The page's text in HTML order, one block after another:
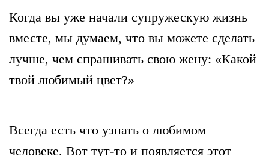
Когда вы уже начали супружескую жизнь
вместе, мы думаем, что вы можете сделать
лучше, чем спрашивать свою жену: «Какой
твой любимый цвет?»
Всегда есть что узнать о любимом
человеке. Вот тут-то и появляется этот